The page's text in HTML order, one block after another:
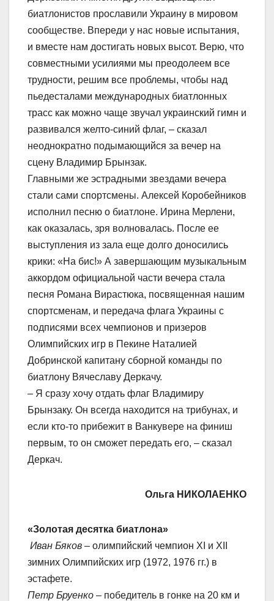
биатлонистов прославили Украину в мировом
сообществе. Впереди у нас новые испытания,
и вместе нам достигать новых высот. Верю, что
совместными усилиями мы преодолеем все
трудности, решим все проблемы, чтобы над
пьедесталами международных биатлонных
трасс как можно чаще звучал украинский гимн и
развивался желто-синий флаг, – сказал
неоднократно подымающийся за вечер на
сцену Владимир Брынзак.
Главными же эстрадными звездами вечера
стали сами спортсмены. Алексей Коробейников
исполнил песню о биатлоне. Ирина Мерлени,
как оказалась, зря волновалась. После ее
выступления из зала еще долго доносились
крики: «На бис!» А завершающим музыкальным
аккордом официальной части вечера стала
песня Романа Вирастюка, посвященная нашим
спортсменам, и передача флага Украины с
подписями всех чемпионов и призеров
Олимпийских игр в Пекине Наталией
Добринской капитану сборной команды по
биатлону Вячеславу Деркачу.
– Я сразу хочу отдать флаг Владимиру
Брынзаку. Он всегда находится на трибунах, и
если кто-то прибежит в Ванкувере на финиш
первым, то он сможет передать его, – сказал
Деркач.
Ольга НИКОЛАЕНКО
«Золотая десятка биатлона»
Иван Бяков – олимпийский чемпион XI и XII
зимних Олимпийских игр (1972, 1976 гг.) в
эстафете.
Петр Бруенко – победитель в гонке на 20 км и